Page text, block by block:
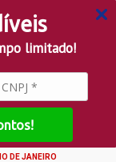
limitado!
DE JANEIRO